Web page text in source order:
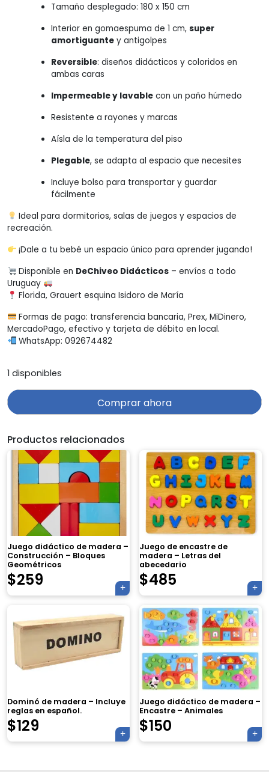
Tamaño desplegado: 180 x 150 cm
Interior en gomaespuma de 1 cm, super
amortiguantey antigolpes
Reversible: diseños didácticos y coloridos en
ambas caras
Impermeable y lavablecon un paño húmedo
Resistente a rayones y marcas
Aísla de la temperatura del piso
Plegable, se adapta al espacio que necesites
Incluye bolso para transportar y guardar
fácilmente
Ideal para dormitorios, salas de juegos y espacios de
recreación.
¡Dale a tu bebé un espacio único para aprender jugando!
Disponible en DeChiveo Didácticos – envíos a todo
Uruguay
Florida, Grauert esquina Isidoro de María
Formas de pago: transferencia bancaria, Prex, MiDinero,
MercadoPago, efectivo y tarjeta de débito en local.
WhatsApp: 092674482
1 disponibles
Comprar ahora
Productos relacionados
Juego didáctico de madera –
Construcción – Bloques
Geométricos
$259
Juego de encastre de
madera – Letras del
abecedario
$485
Dominó de madera – Incluye
reglas en español.
$129
Juego didáctico de madera –
Encastre – Animales
$150
Navegación
×
Tu carrito está vacío.
Agregá un producto y aparecerá acá
automáticamente.